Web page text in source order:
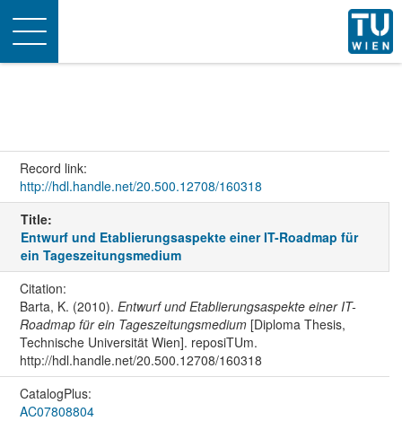
Toggle
navigation
Record link:
http://hdl.handle.net/20.500.12708/160318
Title:
Entwurf und Etablierungsaspekte einer IT-Roadmap für
ein Tageszeitungsmedium
Citation:
Barta, K. (2010). Entwurf und Etablierungsaspekte einer IT-
Roadmap für ein Tageszeitungsmedium[Diploma Thesis,
Technische Universität Wien]. reposiTUm.
http://hdl.handle.net/20.500.12708/160318
CatalogPlus:
AC07808804